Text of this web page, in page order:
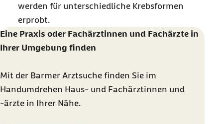
werden für unterschiedliche Krebsformen
erprobt.
Eine Praxis oder Fachärztinnen und Fachärzte in
Ihrer Umgebung finden
Mit der Barmer Arztsuche finden Sie im
Handumdrehen Haus- und Fachärztinnen und
-ärzte in Ihrer Nähe.